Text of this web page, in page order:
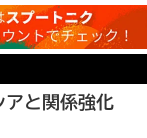
と関係強化